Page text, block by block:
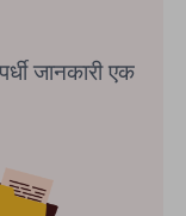
जानकारी एक